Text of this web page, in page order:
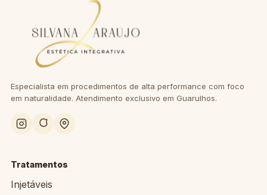
Especialista em procedimentos de alta performance com foco
em naturalidade. Atendimento exclusivo em Guarulhos.
Tratamentos
Injetáveis